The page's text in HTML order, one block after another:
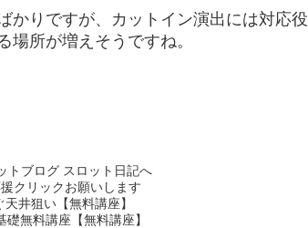
かりですが、カットイン演出には対応役
場所が増えそうですね。
クリックお願いします
井狙い【無料講座】
無料講座【無料講座】